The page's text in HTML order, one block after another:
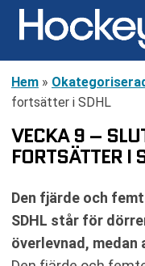
Hem »
fortsätter i SDHL
VECKA 9 –
FORTSÄTTER I
Den fjärde och
SDHL står för
överlevnad, medan